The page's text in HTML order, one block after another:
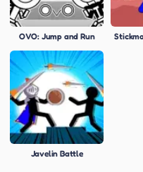
OVO: Jump and Run
Javelin Battle